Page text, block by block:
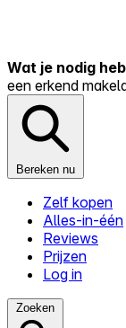
Wat je nodig
een erkend
Bereken nu
Zelf kopen
Alles-in-één
Reviews
Prijzen
Log in
Zoeken